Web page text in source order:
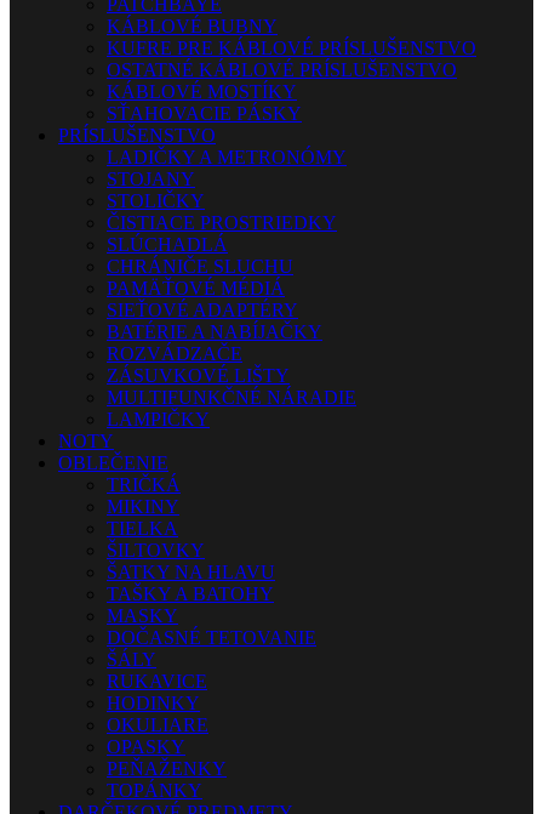
PATCHBAYE
KÁBLOVÉ BUBNY
KUFRE PRE KÁBLOVÉ PRÍSLUŠENSTVO
OSTATNÉ KÁBLOVÉ PRÍSLUŠENSTVO
KÁBLOVÉ MOSTÍKY
SŤAHOVACIE PÁSKY
PRÍSLUŠENSTVO
LADIČKY A METRONÓMY
STOJANY
STOLIČKY
ČISTIACE PROSTRIEDKY
SLÚCHADLÁ
CHRÁNIČE SLUCHU
PAMÄŤOVÉ MÉDIÁ
SIEŤOVÉ ADAPTÉRY
BATÉRIE A NABÍJAČKY
ROZVÁDZAČE
ZÁSUVKOVÉ LIŠTY
MULTIFUNKČNÉ NÁRADIE
LAMPIČKY
NOTY
OBLEČENIE
TRIČKÁ
MIKINY
TIELKA
ŠILTOVKY
ŠATKY NA HLAVU
TAŠKY A BATOHY
MASKY
DOČASNÉ TETOVANIE
ŠÁLY
RUKAVICE
HODINKY
OKULIARE
OPASKY
PEŇAŽENKY
TOPÁNKY